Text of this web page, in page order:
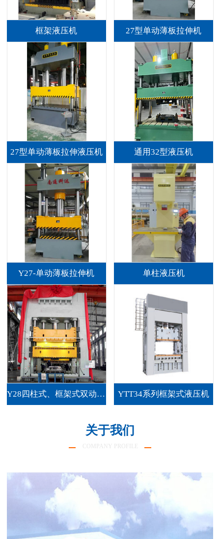
框架液压机 27型单动薄板拉伸机
27型单动薄板拉伸液压机 通用32型液压机
Y27-单动薄板拉伸机 单柱液压机
Y28四柱式、框架式双动薄板拉伸液压机 YTT34系列框架式液压机
关于我们
COMPANY PROFILE